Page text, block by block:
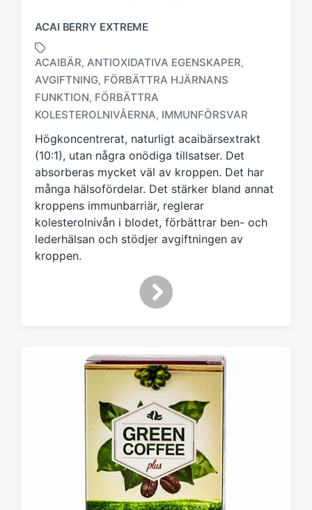
ACAI BERRY EXTREME
ä
r
k
t
m
e
d
ACAIBÄR, ANTIOXIDATIVA EGENSKAPER,
AVGIFTNING, FÖRBÄTTRA HJÄRNANS
FUNKTION, FÖRBÄTTRA
KOLESTEROLNIVÅERNA, IMMUNFÖRSVAR
Högkoncentrerat, naturligt acaibärsextrakt
(10:1), utan några onödiga tillsatser. Det
absorberas mycket väl av kroppen. Det har
många hälsofördelar. Det stärker bland annat
kroppens immunbarriär, reglerar
kolesterolnivån i blodet, förbättrar ben- och
lederhälsan och stödjer avgiftningen av
kroppen.